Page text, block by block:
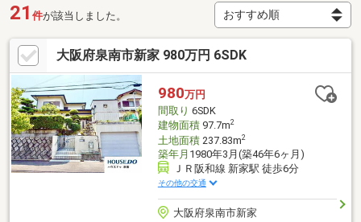
21 件が該当しました。
大阪府泉南市新家 980万円 6SDK
980万円
間取り 6SDK
建物面積97.7m2
土地面積237.83m2
築年月 1980年3月(築46年6ヶ月)
ＪＲ阪和線 新家駅 徒歩6分
その他の交通
大阪府泉南市新家